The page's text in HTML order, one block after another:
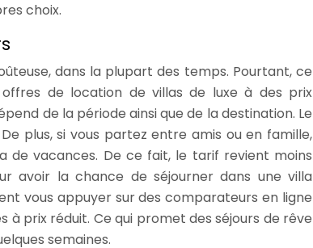
choix.
dans la plupart des temps. Pourtant, ce
de location de villas de luxe à des prix
de la période ainsi que de la destination. Le
plus, si vous partez entre amis ou en famille,
de vacances. De ce fait, le tarif revient moins
avoir la chance de séjourner dans une villa
vous appuyer sur des comparateurs en ligne
prix réduit. Ce qui promet des séjours de rêve
semaines.